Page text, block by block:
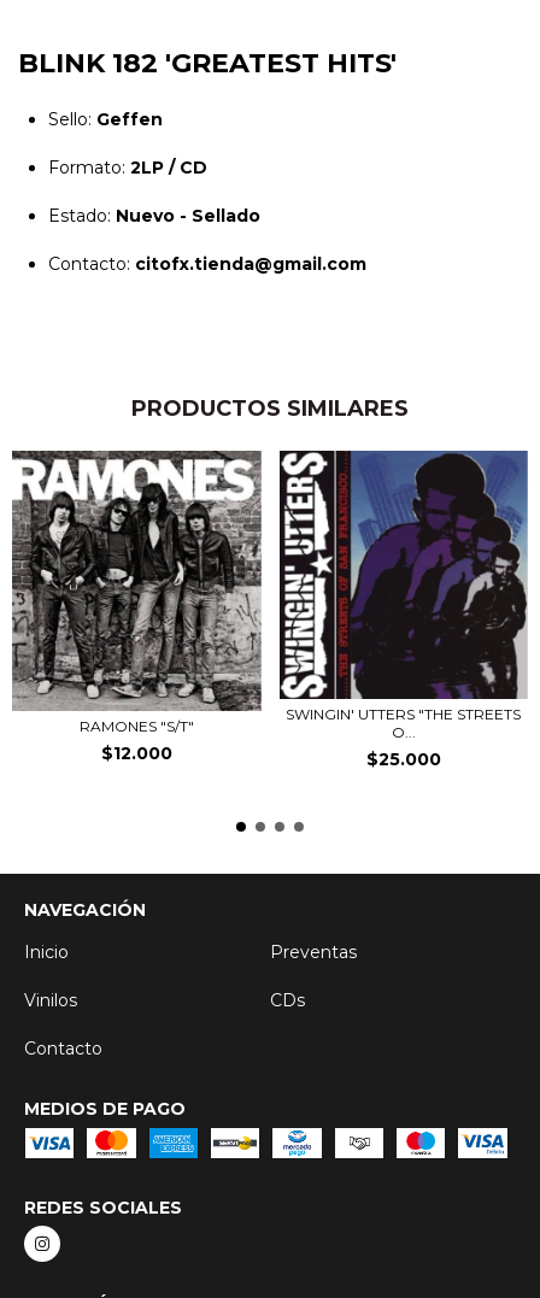
BLINK 182 'GREATEST HITS'
Sello: Geffen
Formato: 2LP / CD
Estado: Nuevo - Sellado
Contacto: citofx.tienda@gmail.com
PRODUCTOS SIMILARES
RAMONES "S/T"
$12.000
SWINGIN' UTTERS "THE STREETS
O...
$25.000
NAVEGACIÓN
Inicio
Preventas
Vinilos CDs
Contacto
MEDIOS DE PAGO
REDES SOCIALES